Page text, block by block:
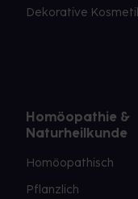
Dekorative
Homöopathie &
Naturheilkunde
Homöopathisch
Pflanzlich